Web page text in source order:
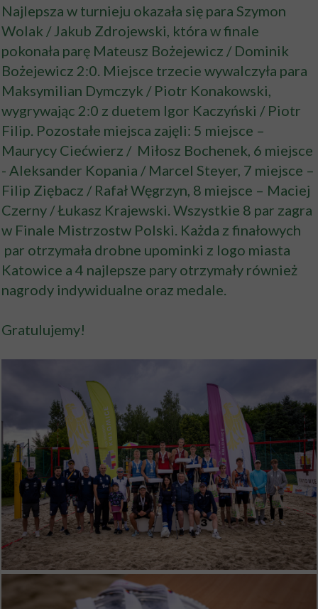
Najlepsza w turnieju okazała się para Szymon
Wolak / Jakub Zdrojewski, która w finale
pokonała parę Mateusz Bożejewicz / Dominik
Bożejewicz 2:0. Miejsce trzecie wywalczyła para
Maksymilian Dymczyk / Piotr Konakowski,
wygrywając 2:0 z duetem Igor Kaczyński / Piotr
Filip. Pozostałe miejsca zajęli: 5 miejsce –
Maurycy Ciećwierz / Miłosz Bochenek, 6 miejsce
- Aleksander Kopania / Marcel Steyer, 7 miejsce –
Filip Ziębacz / Rafał Węgrzyn, 8 miejsce – Maciej
Czerny / Łukasz Krajewski. Wszystkie 8 par zagra
w Finale Mistrzostw Polski. Każda z finałowych
par otrzymała drobne upominki z logo miasta
Katowice a 4 najlepsze pary otrzymały również
nagrody indywidualne oraz medale.
Gratulujemy!